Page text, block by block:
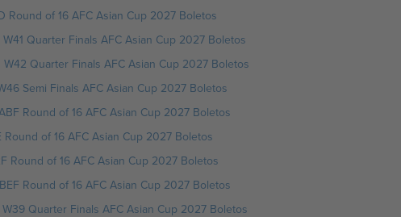
Round of 16 AFC Asian Cup 2027 Boletos
Quarter Finals AFC Asian Cup 2027 Boletos
Quarter Finals AFC Asian Cup 2027 Boletos
Semi Finals AFC Asian Cup 2027 Boletos
Round of 16 AFC Asian Cup 2027 Boletos
Round of 16 AFC Asian Cup 2027 Boletos
Round of 16 AFC Asian Cup 2027 Boletos
Round of 16 AFC Asian Cup 2027 Boletos
Quarter Finals AFC Asian Cup 2027 Boletos